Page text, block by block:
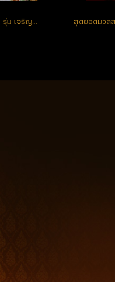
ประวัติการจัดสร้างหลวงปู่ทวด รุ่น เจริญพร เลื่อนสมณศักดิ์ พิธีบวงสรวงดวงวิญญาณหลวงปู่ทวดและพระอาจารย์ทิม ณ วิหารและสถูปหลวงปู่ทวด ณ วัดช้างให้